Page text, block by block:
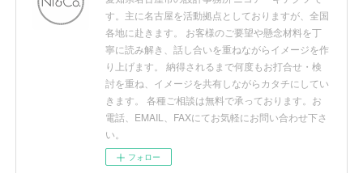
す。主に名古屋を活動拠点としておりますが、全国
各地に赴きます。 お客様のご要望や懸念材料を丁
寧に読み解き、話し合いを重ねながらイメージを作
り上げます。 納得されるまで何度もお打合せ・検
討を重ね、イメージを共有しながらカタチにしてい
きます。 各種ご相談は無料で承っております。お
電話、EMAIL、FAXにてお気軽にお問い合わせ下さ
い。
フォロー